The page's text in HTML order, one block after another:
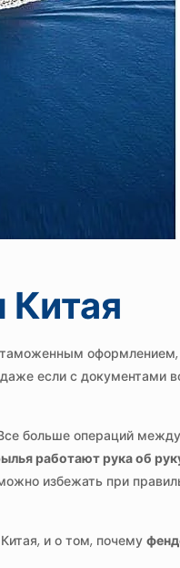
если с документами
больше операций между
работают рука об
избежать при
и о том, почему